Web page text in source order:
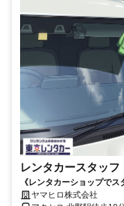
レンタカースタッフ
《レンタカーショップで
★シフト自由★全時間帯で
ヤマヒロ株式会社